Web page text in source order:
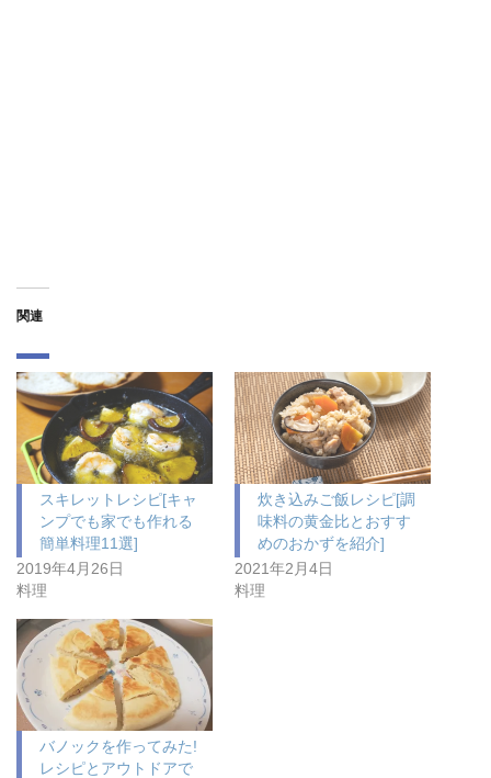
関連
スキレットレシピ[キャ
ンプでも家でも作れる
簡単料理11選]
2019年4月26日
料理
炊き込みご飯レシピ[調
味料の黄金比とおすす
めのおかずを紹介]
2021年2月4日
料理
バノックを作ってみた!
レシピとアウトドアで